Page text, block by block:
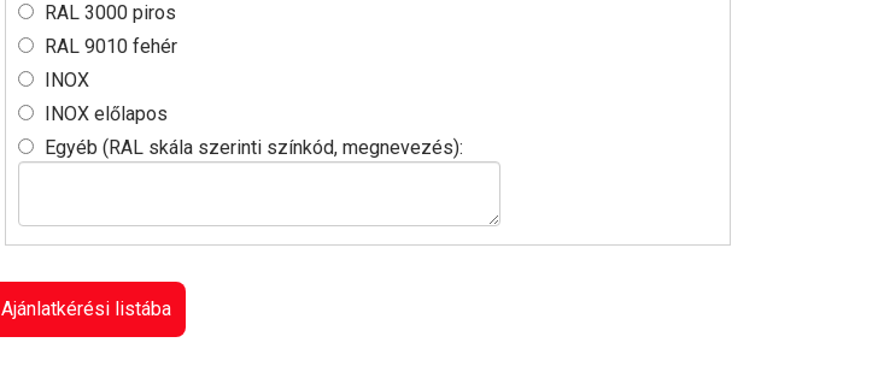
RAL 3000 piros
RAL 9010 fehér
INOX
INOX előlapos
Egyéb (RAL skála szerinti színkód, megnevezés):
Ajánlatkérési listába